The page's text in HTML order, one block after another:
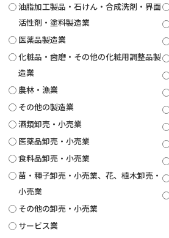
油脂加工製品・石けん・合成洗剤・界面
活性剤・塗料製造業
医薬品製造業
化粧品・歯磨・その他の化粧用調整品製
造業
農林・漁業
その他の製造業
酒類卸売・小売業
医薬品卸売・小売業
食料品卸売・小売業
苗・種子卸売・小売業、花、植木卸売・
小売業
その他の卸売・小売業
サービス業